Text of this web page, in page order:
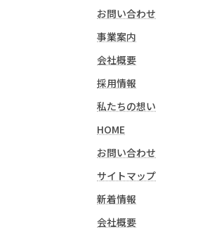
お問い合わせ
事業案内
会社概要
採用情報
私たちの想い
HOME
お問い合わせ
サイトマップ
新着情報
会社概要